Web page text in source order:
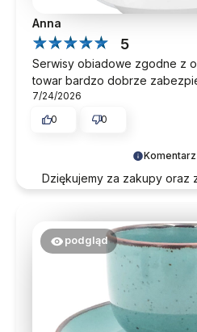
Dziękujemy za zakupy oraz
Anna
5
Serwisy obiadowe zgodne z
towar bardzo dobrze
7/24/2026
0
0
podgląd